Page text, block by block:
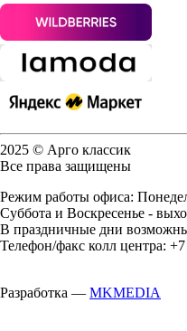
2025 © Арго классик
Все права защищены
Режим работы офиса:
Суббота и Воскресенье -
В праздничные дни
Телефон/факс колл центра:
Разработка — MKMEDIA